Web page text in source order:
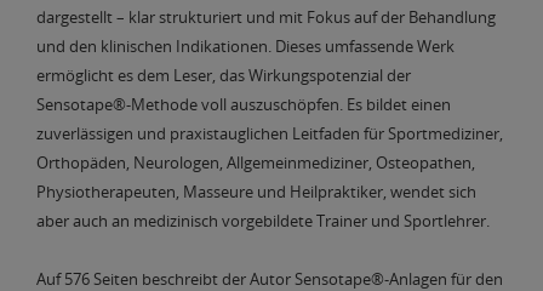
dargestellt – klar strukturiert und mit Fokus auf der Behandlung
und den klinischen Indikationen. Dieses umfassende Werk
ermöglicht es dem Leser, das Wirkungspotenzial der
Sensotape®-Methode voll auszuschöpfen. Es bildet einen
zuverlässigen und praxistauglichen Leitfaden für Sportmediziner,
Orthopäden, Neurologen, Allgemeinmediziner, Osteopathen,
Physiotherapeuten, Masseure und Heilpraktiker, wendet sich
aber auch an medizinisch vorgebildete Trainer und Sportlehrer.
Auf 576 Seiten beschreibt der Autor Sensotape®-Anlagen für den